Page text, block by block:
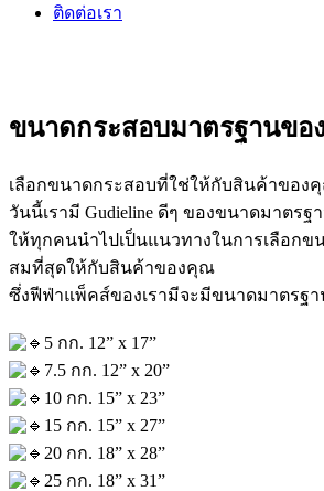
ติดต่อเรา
ขนาดกระสอบมาตรฐานข
เลือกขนาดกระสอบที่ใช่ให้กับสินค้าของ
วันนี้เรามี Gudieline ดีๆ ของขนาดมาตรฐ
ให้ทุกคนนำไปเป็นแนวทางในการเลือกข
สมที่สุดให้กับสินค้าของคุณ
ซึ่งฟีฟ่าแพ็คส์ของเรามีจะมีขนาดมาตรฐ
5 กก. 12” x 17”
7.5 กก. 12” x 20”
10 กก. 15” x 23”
15 กก. 15” x 27”
20 กก. 18” x 28”
25 กก. 18” x 31”